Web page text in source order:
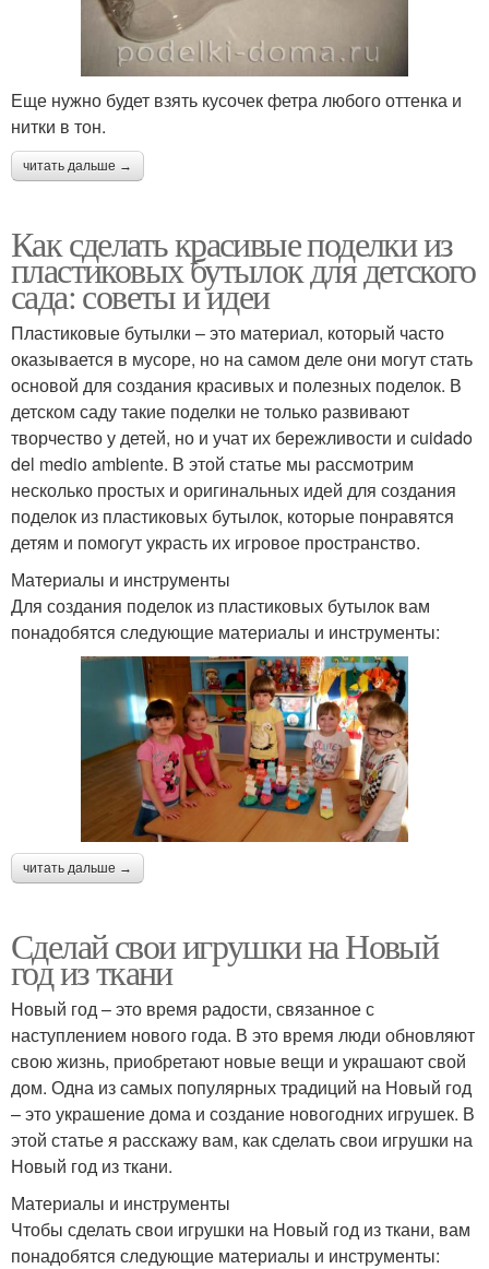
Еще нужно будет взять кусочек фетра любого оттенка и
нитки в тон.
читать дальше →
Как сделать красивые поделки из
пластиковых бутылок для детского
сада: советы и идеи
Пластиковые бутылки – это материал, который часто
оказывается в мусоре, но на самом деле они могут стать
основой для создания красивых и полезных поделок. В
детском саду такие поделки не только развивают
творчество у детей, но и учат их бережливости и cuidado
del medio ambiente. В этой статье мы рассмотрим
несколько простых и оригинальных идей для создания
поделок из пластиковых бутылок, которые понравятся
детям и помогут украсть их игровое пространство.
Материалы и инструменты
Для создания поделок из пластиковых бутылок вам
понадобятся следующие материалы и инструменты:
читать дальше →
Сделай свои игрушки на Новый
год из ткани
Новый год – это время радости, связанное с
наступлением нового года. В это время люди обновляют
свою жизнь, приобретают новые вещи и украшают свой
дом. Одна из самых популярных традиций на Новый год
– это украшение дома и создание новогодних игрушек. В
этой статье я расскажу вам, как сделать свои игрушки на
Новый год из ткани.
Материалы и инструменты
Чтобы сделать свои игрушки на Новый год из ткани, вам
понадобятся следующие материалы и инструменты: